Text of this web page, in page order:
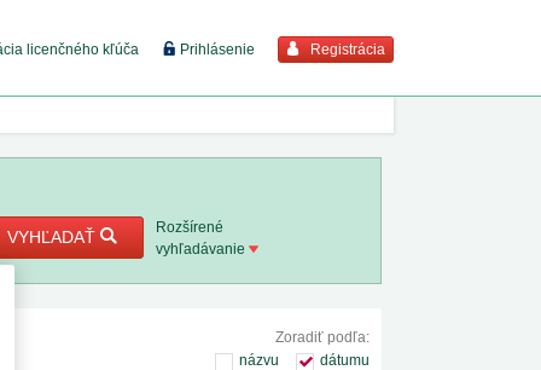
licenčného kľúča Prihlásenie Registrácia
viac
8. 2026
VYHĽADAŤ
Rozšírené
vyhľadávanie
Zoradiť podľa:
názvu
dátumu